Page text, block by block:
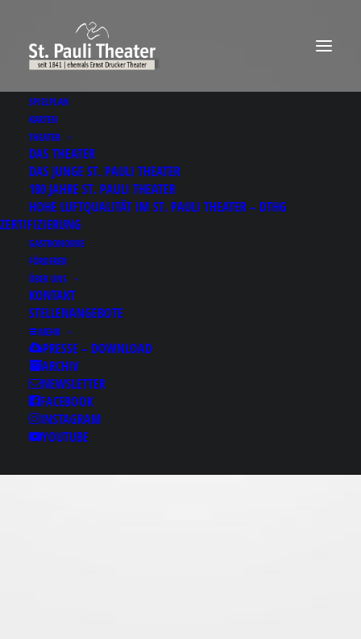
SPIELPLAN
KARTEN
THEATER
DAS THEATER
DAS JUNGE ST. PAULI THEATER
180 JAHRE ST. PAULI THEATER
HOHE LUFTQUALITÄT IM ST. PAULI THEATER – DTHG
ZERTIFIZIERUNG
GASTRONOMIE
FÖRDERER
ÜBER UNS
KONTAKT
STELLENANGEBOTE
MEHR
PRESSE – DOWNLOAD
ARCHIV
NEWSLETTER
FACEBOOK
INSTAGRAM
YOUTUBE
Results for: 광양룸싸롱
ｗbamje1¸ｃθｍ 광양핸
플 광양룸싸롱 광양건마